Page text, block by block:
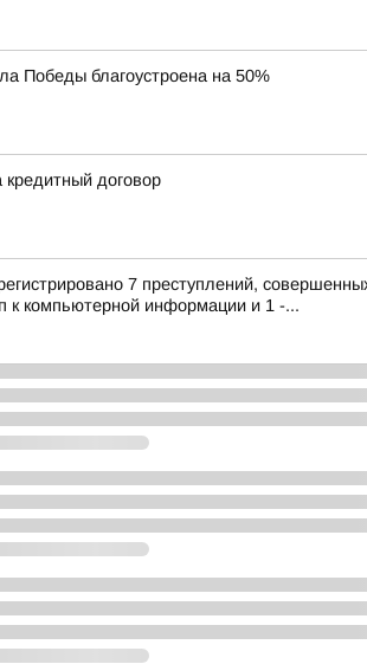
Победы благоустроена на 50%
кредитный договор
7 преступлений,
к компьютерной информации и 1 -...